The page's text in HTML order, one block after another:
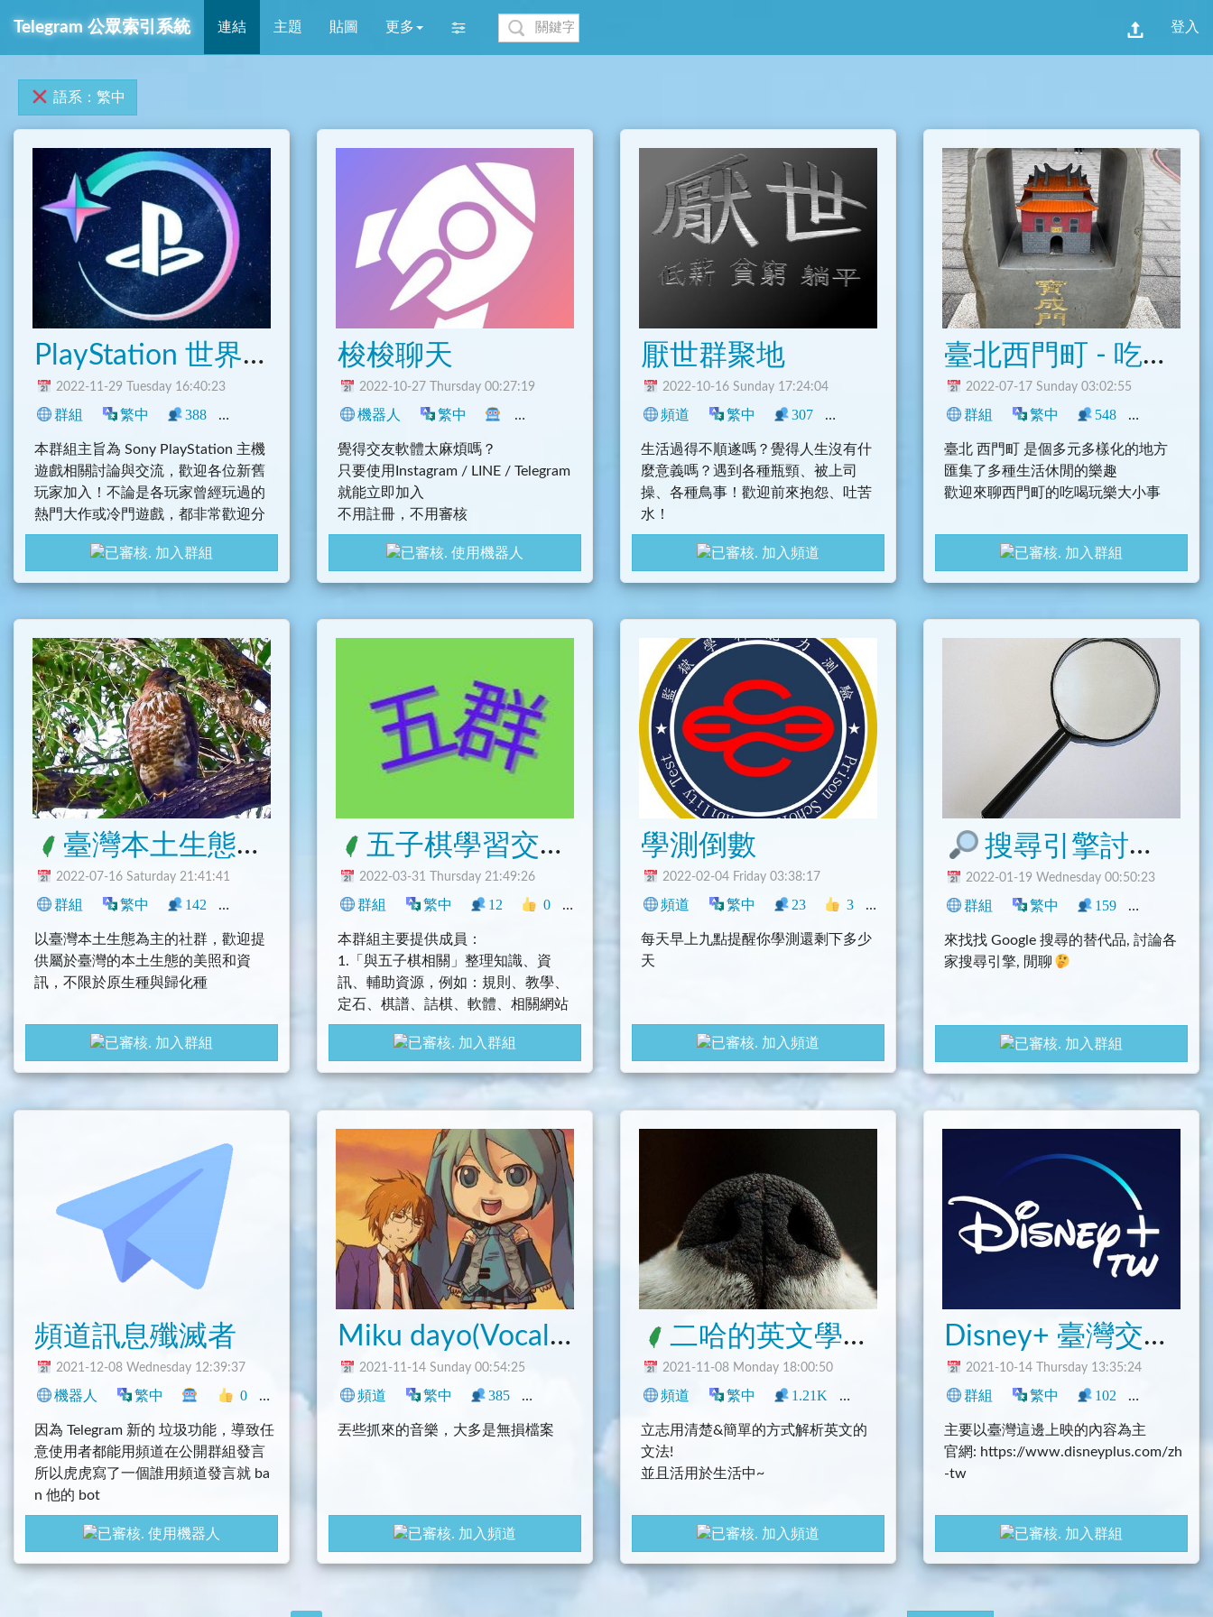
Telegram 公眾索引系統 連結 主題 貼圖 更多 登入
語系：繁中
PlayStation 世界玩家會館
2022-11-29 Tuesday 16:40:23
群組 繁中 388 香港 臺灣 社群 遊戲 閒聊
本群組主旨為 Sony PlayStation 主機
遊戲相關討論與交流，歡迎各位新舊
玩家加入！不論是各玩家曾經玩過的
熱門大作或冷門遊戲，都非常歡迎分
享遊戲體驗。
加入群組
梭梭聊天
2022-10-27 Thursday 00:27:19
機器人 繁中 臺灣 閒聊
覺得交友軟體太麻煩嗎？
只要使用Instagram / LINE / Telegram
就能立即加入
不用註冊，不用審核
立刻開始聊天！
使用機器人
厭世群聚地
2022-10-16 Sunday 17:24:04
頻道 繁中 307 中文圈 臺灣
生活過得不順遂嗎？覺得人生沒有什
麼意義嗎？遇到各種瓶頸、被上司
操、各種鳥事！歡迎前來抱怨、吐苦
水！
活在這時代的我們又窮又忙又沒有方
向，過得好像不怎麼幸福，但又不知
歡迎投稿負能量，聯繫@zackjimmy4
30300000
加入頻道
臺北西門町 - 吃喝玩樂來𨑨迌
2022-07-17 Sunday 03:02:55
群組 繁中 548
臺北 西門町 是個多元多樣化的地方
匯集了多種生活休閒的樂趣
歡迎來聊西門町的吃喝玩樂大小事
加入群組
臺灣本土生態分享（各環保、動保、植保、海保寶寶退散）
2022-07-16 Saturday 21:41:41
群組 繁中 142 地區 新聞 動物 臺灣 學術
以臺灣本土生態為主的社群，歡迎提
供屬於臺灣的本土生態的美照和資
訊，不限於原生種與歸化種
歡迎討論各生態議題，但，請保持就
事論事，實事求事的基本精神，理想
太美好，現實很殘酷，本群嚴禁各環
宣導不切實際之理念…
加入群組
五子棋學習交流群
2022-03-31 Thursday 21:49:26
群組 繁中 12 0 生活 中文圈 社群 遊戲 興趣 閒聊
本群組主要提供成員：
1.「與五子棋相關」整理知識、資
訊、輔助資源，例如：規則、教學、
定石、棋譜、詰棋、軟體、相關網站
。
2.以及「與五子棋不相關」的話題等
等天馬行空的聊天空間。
五子棋學習交流頻道：
五子棋學習交流聊天群：
@Connect5Chat
加入群組
學測倒數
2022-02-04 Friday 03:38:17
頻道 繁中 23 3 臺灣 其它
每天早上九點提醒你學測還剩下多少
天
加入頻道
搜尋引擎討論
2022-01-19 Wednesday 00:50:23
群組 繁中 159
來找找 Google 搜尋的替代品, 討論各
家搜尋引擎, 閒聊
加入群組
頻道訊息殲滅者
2021-12-08 Wednesday 12:39:37
機器人 繁中 0 中文圈 程式 其它
因為 Telegram 新的 垃圾功能，導致任
意使用者都能用頻道在公開群組發言
所以虎虎寫了一個誰用頻道發言就 ba
n 他的 bot
如果不嫌棄的話歡迎拉去用
只需要給予他 ban 跟 delete message
的權限就行
使用機器人
Miku dayo(Vocaloid音樂分享)
2021-11-14 Sunday 00:54:25
頻道 繁中 385 臺灣 影音 動漫 興趣
丟些抓來的音樂，大多是無損檔案
加入頻道
二哈的英文學習坊
2021-11-08 Monday 18:00:50
頻道 繁中 1.21K 學術
立志用清楚&簡單的方式解析英文的
文法!
並且活用於生活中~
平常會分享英文時事文化 、有趣的資
源、文法的解析、考題的分享等等
加入頻道
Disney+ 臺灣交流群
2021-10-14 Thursday 13:35:24
群組 繁中 102
主要以臺灣這邊上映的內容為主
官網: https://www.disneyplus.com/zh
-tw
本群為「非官方」群組
請勿張貼盜版連結、任何形式的廣告
禁止討論政治/任何形式的違法內容
加入群組